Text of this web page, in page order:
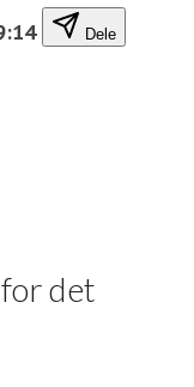
Dele
det